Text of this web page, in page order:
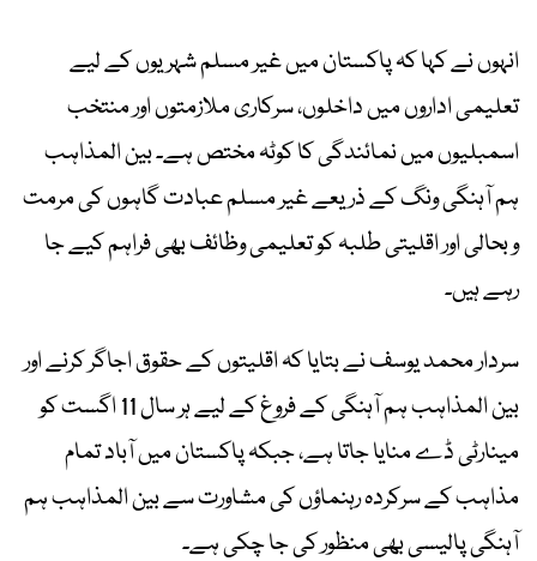
انہوں نے کہا کہ پاکستان میں غیر مسلم شہریوں کے لیے
تعلیمی اداروں میں داخلوں، سرکاری ملازمتوں اور منتخب
اسمبلیوں میں نمائندگی کا کوٹہ مختص ہے۔ بین المذاہب
ہم آہنگی ونگ کے ذریعے غیر مسلم عبادت گاہوں کی مرمت
و بحالی اور اقلیتی طلبہ کو تعلیمی وظائف بھی فراہم کیے جا
رہے ہیں۔
سردار محمد یوسف نے بتایا کہ اقلیتوں کے حقوق اجاگر کرنے اور
بین المذاہب ہم آہنگی کے فروغ کے لیے ہر سال 11 اگست کو
مینارٹی ڈے منایا جاتا ہے، جبکہ پاکستان میں آباد تمام
مذاہب کے سرکردہ رہنماؤں کی مشاورت سے بین المذاہب ہم
آہنگی پالیسی بھی منظور کی جا چکی ہے۔